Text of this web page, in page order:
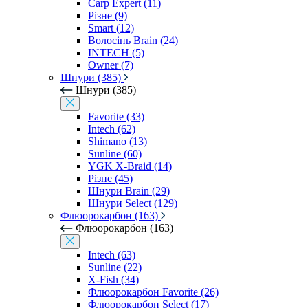
Carp Expert (11)
Різне (9)
Smart (12)
Волосінь Brain (24)
INTECH (5)
Owner (7)
Шнури (385)
Шнури (385)
Favorite (33)
Intech (62)
Shimano (13)
Sunline (60)
YGK X-Braid (14)
Різне (45)
Шнури Brain (29)
Шнури Select (129)
Флюорокарбон (163)
Флюорокарбон (163)
Intech (63)
Sunline (22)
X-Fish (34)
Флюорокарбон Favorite (26)
Флюорокарбон Select (17)